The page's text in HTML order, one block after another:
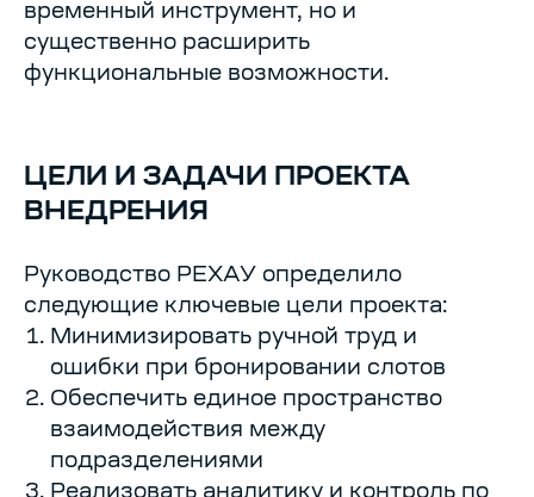
временный инструмент, но и
существенно расширить
функциональные возможности.
ЦЕЛИ И ЗАДАЧИ ПРОЕКТА
ВНЕДРЕНИЯ
Руководство РЕХАУ определило
следующие ключевые цели проекта:
Минимизировать ручной труд и
ошибки при бронировании слотов
Обеспечить единое пространство
взаимодействия между
подразделениями